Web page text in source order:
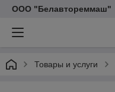
ООО "Белавтореммаш"
Товары и услуги